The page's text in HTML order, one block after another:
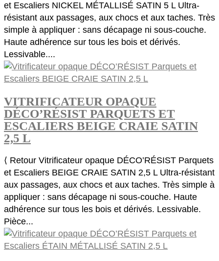
et Escaliers NICKEL MÉTALLISÉ SATIN 5 L Ultra-
résistant aux passages, aux chocs et aux taches. Très
simple à appliquer : sans décapage ni sous-couche.
Haute adhérence sur tous les bois et dérivés.
Lessivable....
VITRIFICATEUR OPAQUE
DÉCO’RÉSIST PARQUETS ET
ESCALIERS BEIGE CRAIE SATIN
2,5 L
⟨ Retour Vitrificateur opaque DÉCO’RÉSIST Parquets
et Escaliers BEIGE CRAIE SATIN 2,5 L Ultra-résistant
aux passages, aux chocs et aux taches. Très simple à
appliquer : sans décapage ni sous-couche. Haute
adhérence sur tous les bois et dérivés. Lessivable.
Pièce...